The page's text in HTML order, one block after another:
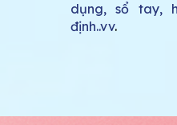
dụng, sổ tay,
định..vv.